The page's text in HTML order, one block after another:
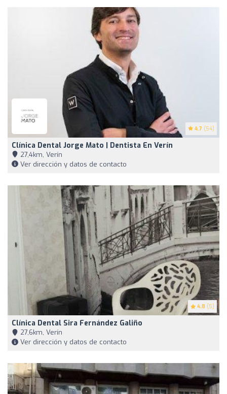
4.7 (54)
Clínica Dental Jorge Mato | Dentista En Verín
27,4km, Verín
Ver dirección y datos de contacto
4.8 (5)
Clínica Dental Sira Fernández Galiño
27,6km, Verín
Ver dirección y datos de contacto